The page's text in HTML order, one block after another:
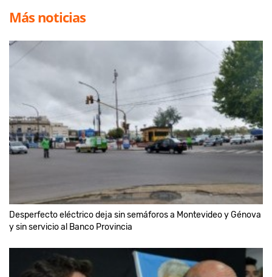
Más noticias
Desperfecto eléctrico deja sin semáforos a Montevideo y Génova
y sin servicio al Banco Provincia